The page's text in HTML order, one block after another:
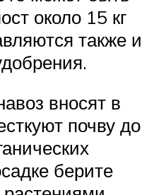
около 15 кг
также и
вносят в
почву до
берите